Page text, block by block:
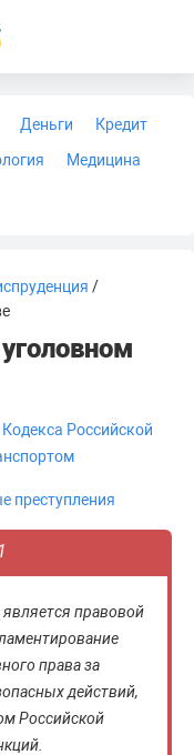
Деньги
Кредит
Медицина
/
Российской
преступления
правовой
права за
действий,
Российской